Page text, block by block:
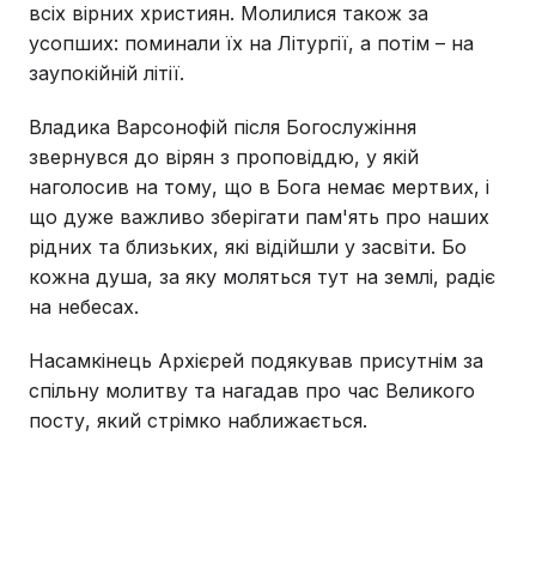
всіх вірних християн. Молилися також за
усопших: поминали їх на Літургії, а потім – на
заупокійній літії.
Владика Варсонофій після Богослужіння
звернувся до вірян з проповіддю, у якій
наголосив на тому, що в Бога немає мертвих, і
що дуже важливо зберігати пам'ять про наших
рідних та близьких, які відійшли у засвіти. Бо
кожна душа, за яку моляться тут на землі, радіє
на небесах.
Насамкінець Архієрей подякував присутнім за
спільну молитву та нагадав про час Великого
посту, який стрімко наближається.